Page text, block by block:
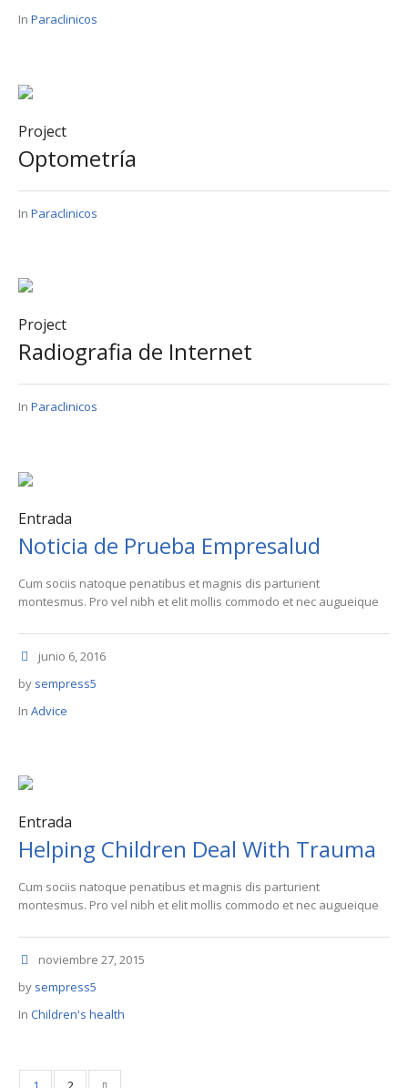
In Paraclinicos
Project
Optometría
In Paraclinicos
Project
Radiografia de Internet
In Paraclinicos
Entrada
Noticia de Prueba Empresalud
Cum sociis natoque penatibus et magnis dis parturient
montesmus. Pro vel nibh et elit mollis commodo et nec augueique
junio 6, 2016
by sempress5
In Advice
Entrada
Helping Children Deal With Trauma
Cum sociis natoque penatibus et magnis dis parturient
montesmus. Pro vel nibh et elit mollis commodo et nec augueique
noviembre 27, 2015
by sempress5
In Children's health